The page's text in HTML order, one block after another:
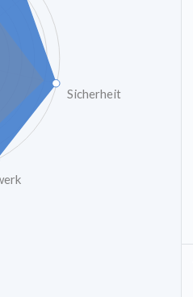
Sicherheit